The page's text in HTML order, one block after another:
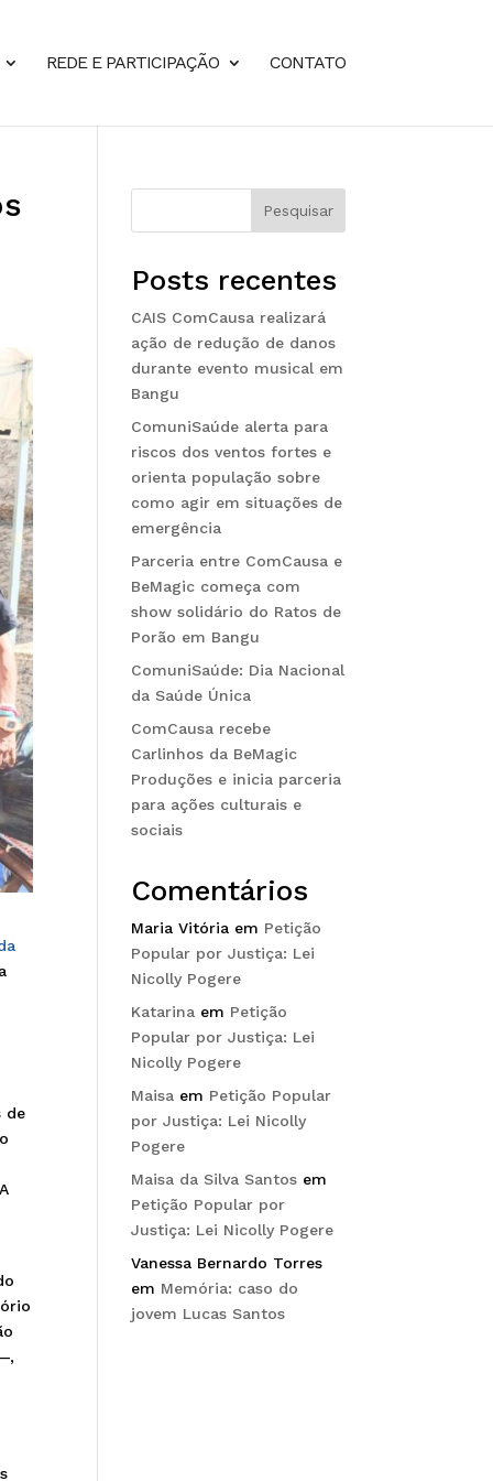
REDE E PARTICIPAÇÃO CONTATO
de
Pesquisar
Posts recentes
CAIS ComCausa realizará
ação de redução de danos
durante evento musical em
Bangu
ComuniSaúde alerta para
riscos dos ventos fortes e
orienta população sobre
como agir em situações de
emergência
Parceria entre ComCausa e
BeMagic começa com
show solidário do Ratos de
Porão em Bangu
ComuniSaúde: Dia Nacional
da Saúde Única
ComCausa recebe
Carlinhos da BeMagic
Produções e inicia parceria
para ações culturais e
sociais
Comentários
Maria Vitória em Petição
Popular por Justiça: Lei
Nicolly Pogere
Katarina em Petição
Popular por Justiça: Lei
Nicolly Pogere
Maisa em Petição Popular
por Justiça: Lei Nicolly
Pogere
Maisa da Silva Santos em
Petição Popular por
Justiça: Lei Nicolly Pogere
Vanessa Bernardo Torres
em Memória: caso do
jovem Lucas Santos